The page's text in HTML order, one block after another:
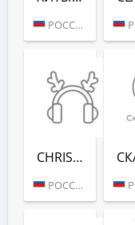
РОССИЯ (МОСКВА)
CHRISTMAS CHILL (РАДИО РЕКОРД)
РОССИЯ (МОСКВА)